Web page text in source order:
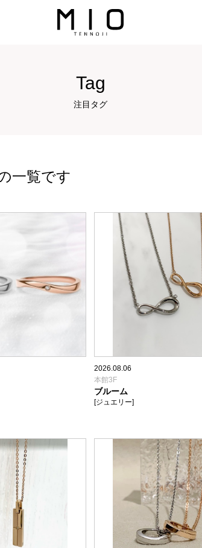
Tag
注目タグ
一覧です
2026.08.06
本館3F
ブルーム
[ジュエリー]